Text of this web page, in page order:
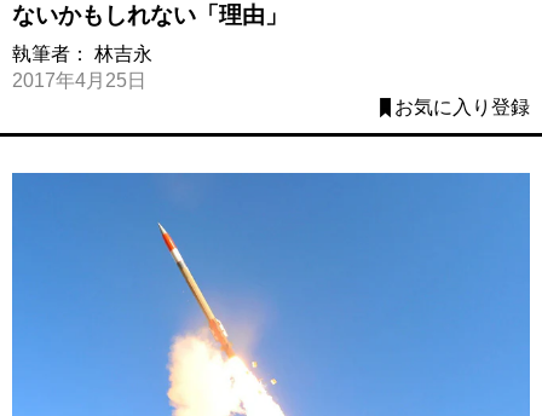
ないかもしれない「理由」
執筆者： 林吉永
2017年4月25日
お気に入り登録